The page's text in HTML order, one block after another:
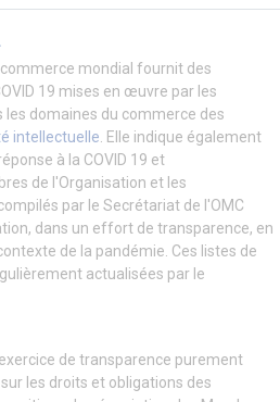
commerce mondial fournit des
19 mises en œuvre par les
les domaines du commerce des
intellectuelle . Elle indique également
à la COVID 19 et
de l'Organisation et les
par le Secrétariat de l'OMC
dans un effort de transparence, en
de la pandémie. Ces listes de
actualisées par le
de transparence purement
les droits et obligations des